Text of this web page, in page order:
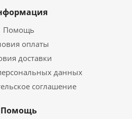
Помощь
оплаты
доставки
данных
соглашение
Помощь